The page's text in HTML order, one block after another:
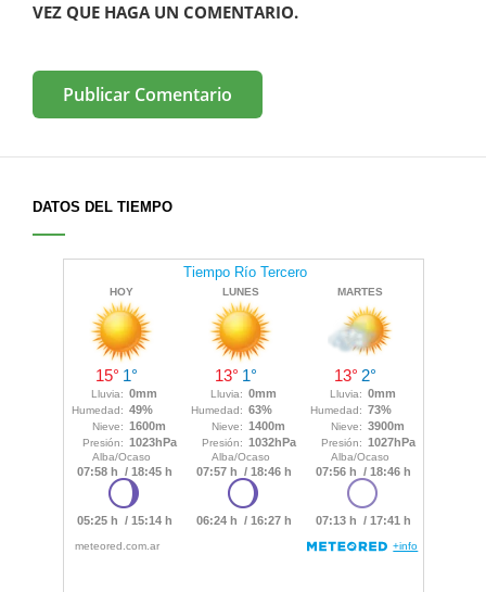
VEZ QUE HAGA UN COMENTARIO.
DATOS DEL TIEMPO